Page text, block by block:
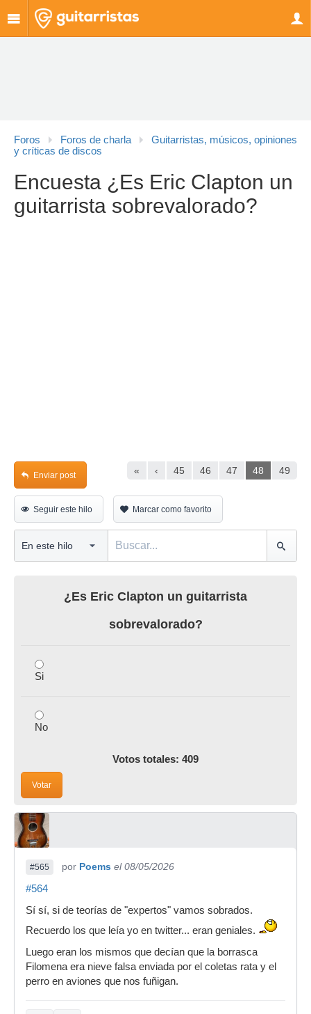
Foros Foros de charla
Guitarristas, músicos, opiniones
y críticas de discos
Encuesta ¿Es Eric Clapton un
guitarrista sobrevalorado?
« ‹ 45 46 47 48 49
Enviar post
Seguir este hilo Marcar como favorito
¿Es Eric Clapton un guitarrista
sobrevalorado?
Si
No
Votos totales: 409
Votar
#565 por Poems el 08/05/2026
#564
Sí sí, si de teorías de "expertos" vamos sobrados.
Recuerdo los que leía yo en twitter... eran geniales.
Luego eran los mismos que decían que la borrasca
Filomena era nieve falsa enviada por el coletas rata y el
perro en aviones que nos fuñigan.